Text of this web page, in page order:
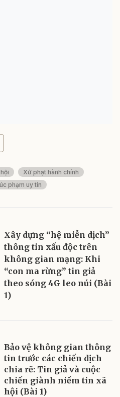
Xử phạt hành chính
phạm uy tín
Xây dựng “hệ miễn dịch”
thông tin xấu độc trên
không gian mạng: Khi
“con ma rừng” tin giả
theo sóng 4G leo núi (Bài
1)
Bảo vệ không gian thông
tin trước các chiến dịch
chia rẽ: Tin giả và cuộc
chiến giành niềm tin xã
hội (Bài 1)